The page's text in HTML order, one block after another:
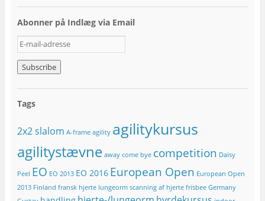
Abonner på Indlæg via Email
E
-
m
a
i
-
d
e
s
e
Tags
2x2 slalom A-frame agility agilitykursus
agilitystævne away come bye competition Daisy
Peel EO EO 2013 EO 2016 European Open European Open
2013 Finland fransk hjerte lungeorm scanning af hjerte frisbee Germany